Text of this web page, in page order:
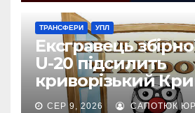
ТРАНСФЕРИ УПЛ
Ексгравець
U-20 підсилить
криворізький
СЕР 9, 2026 САПОТЮК